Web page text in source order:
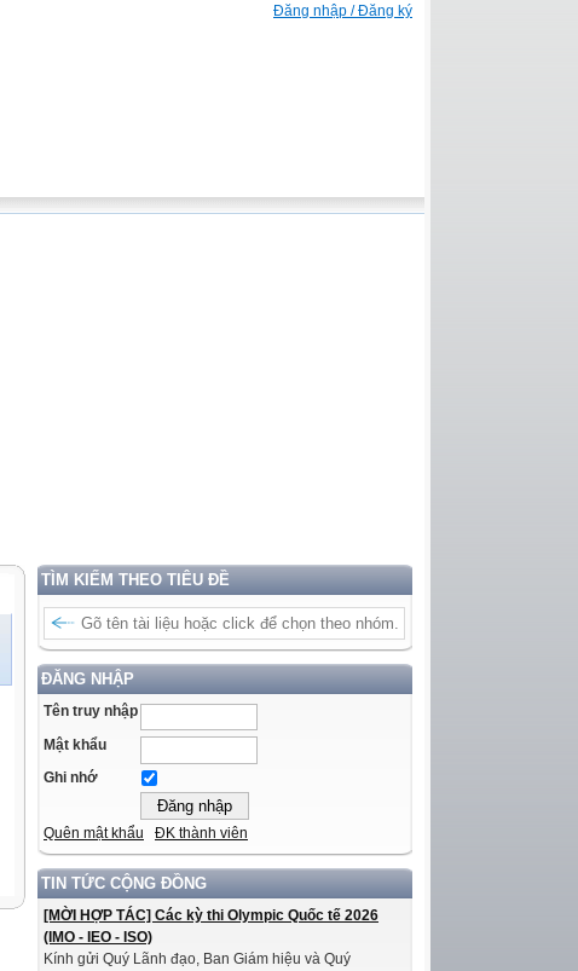
Đăng nhập / Đăng ký
TÌM KIẾM THEO TIÊU ĐỀ
ĐĂNG NHẬP
Tên truy nhập
Mật khẩu
Ghi nhớ
Quên mật khẩu ĐK thành viên
TIN TỨC CỘNG ĐỒNG
[MỜI HỢP TÁC] Các kỳ thi Olympic Quốc tế 2026
(IMO - IEO - ISO)
Kính gửi Quý Lãnh đạo, Ban Giám hiệu và Quý